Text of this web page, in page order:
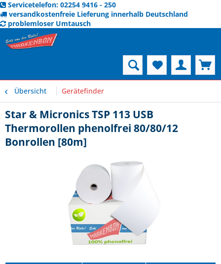
Servicetelefon: 02254 9416 - 250
versandkostenfreie Lieferung innerhalb Deutschland
problemloser Umtausch
Übersicht Gerätefinder
Star & Micronics TSP 113 USB
Thermorollen phenolfrei 80/80/12
Bonrollen [80m]